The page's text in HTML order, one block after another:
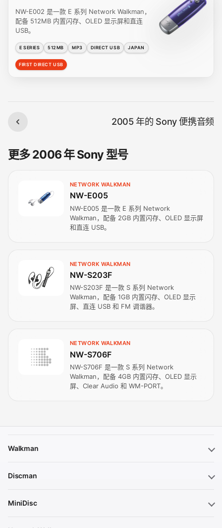
NW-E002 是一款 E 系列 Network Walkman，
配备 512MB 内置闪存、OLED 显示屏和直连
USB。
E SERIES 512MB MP3 DIRECT USB JAPAN
FIRST DIRECT USB
2005 年的 Sony 便携音频
更多 2006 年 Sony 型号
NETWORK WALKMAN
NW-E005
NW-E005 是一款 E 系列 Network
Walkman，配备 2GB 内置闪存、OLED 显示屏
和直连 USB。
NETWORK WALKMAN
NW-S203F
NW-S203F 是一款 S 系列 Network
Walkman，配备 1GB 内置闪存、OLED 显示
屏、直连 USB 和 FM 调谐器。
NETWORK WALKMAN
NW-S706F
NW-S706F 是一款 S 系列 Network
Walkman，配备 4GB 内置闪存、OLED 显示
屏、Clear Audio 和 WM-PORT。
Walkman
Discman
MiniDisc